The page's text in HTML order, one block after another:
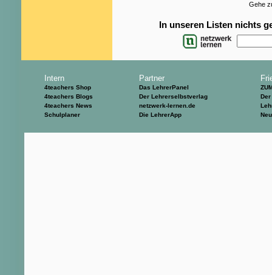
Gehe
In unseren Listen nichts
Intern
4teachers Shop
4teachers Blogs
4teachers News
Schulplaner
Partner
Das LehrerPanel
Der Lehrerselbstverlag
netzwerk-lernen.de
Die LehrerApp